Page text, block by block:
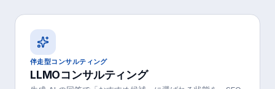
伴走型コンサルティング
LLMOコンサルティング